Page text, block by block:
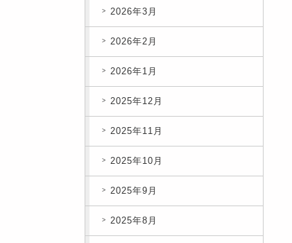
2026年3月
2026年2月
2026年1月
2025年12月
2025年11月
2025年10月
2025年9月
2025年8月